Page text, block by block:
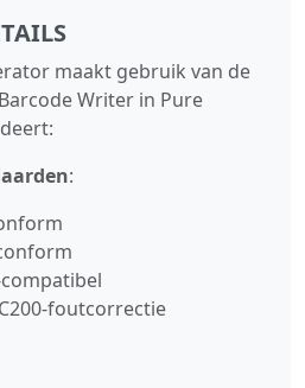
maakt gebruik van de
Writer in Pure
: